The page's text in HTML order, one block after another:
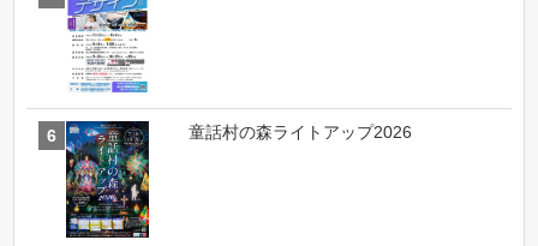
童話村の森ライトアップ2026